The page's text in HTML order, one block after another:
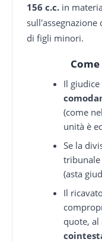
156 c.c. in
sull'assegnazione
di figli minori.
Il
(come
unità è
Se la
(asta
Il
quote,